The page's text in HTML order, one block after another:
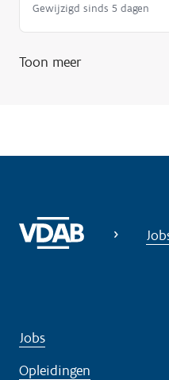
Gewijzigd sinds 5 dagen
Toon meer
Jobs
Opleidingen